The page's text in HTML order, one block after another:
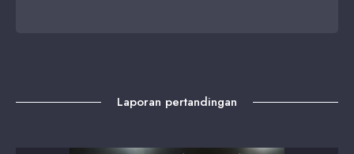
Laporan pertandingan